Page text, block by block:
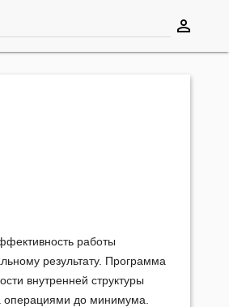
perm_identity
работы
результату. Программа
внутренней структуры
операциями до минимума.